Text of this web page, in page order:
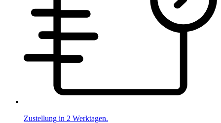
Zustellung in 2 Werktagen.